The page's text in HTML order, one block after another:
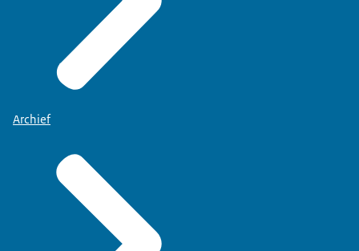
Archief